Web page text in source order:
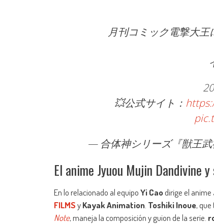
月刊コミック電撃大
💥公式サイト：
— 合体神シリーズ『獣王
El anime Jyuou Mujin Dandivine
En lo relacionado al equipoYi Caodirige el anime
FILMSyKayak Animation. Toshiki Inoue, que
Note, maneja la composición y guion de la serie.